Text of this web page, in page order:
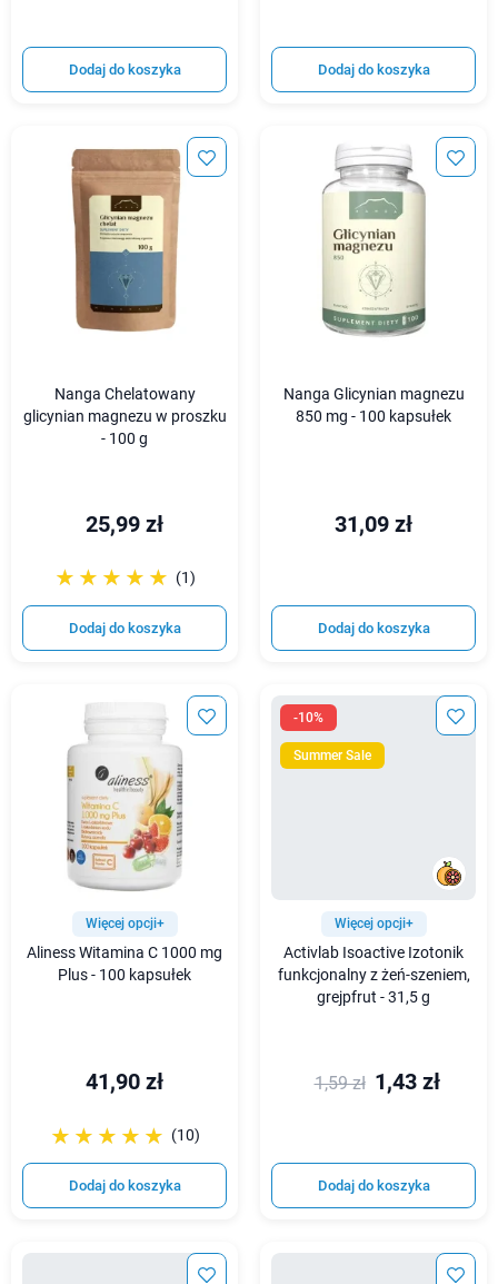
Dodaj do koszyka Dodaj do koszyka
Nanga Chelatowany
glicynian magnezu w proszku
- 100 g
25,99 zł
☆☆☆☆☆
★★★★★ (1)
Dodaj do koszyka
Nanga Glicynian magnezu
850 mg - 100 kapsułek
31,09 zł
Dodaj do koszyka
Więcej opcji+
Aliness Witamina C 1000 mg
Plus - 100 kapsułek
41,90 zł
☆☆☆☆☆
★★★★★ (10)
Dodaj do koszyka
-10%
Summer Sale
Więcej opcji+
Activlab Isoactive Izotonik
funkcjonalny z żeń-szeniem,
grejpfrut - 31,5 g
1,59 zł 1,43 zł
Dodaj do koszyka